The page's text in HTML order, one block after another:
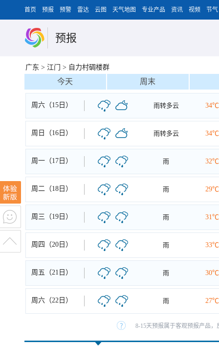
首页 预报 预警 雷达 云图 天气地图 专业产品 资讯 视频 节气
预报
广东 > 江门 > 自力村碉楼群
今天 周末
周六（15日） 雨转多云 34℃
周日（16日） 雨转多云 34℃
周一（17日） 雨 32℃
周二（18日） 雨 29℃
周三（19日） 雨 31℃
周四（20日） 雨 33℃
周五（21日） 雨 30℃
周六（22日） 雨 27℃
8-15天预报属于客观预报产品